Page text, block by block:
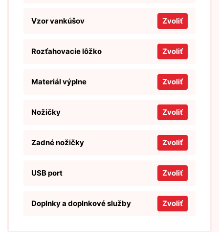
Vzor vankúšov Zvoliť
Rozťahovacie lôžko Zvoliť
Materiál výplne Zvoliť
Nožičky Zvoliť
Zadné nožičky Zvoliť
USB port Zvoliť
Doplnky a doplnkové služby Zvoliť